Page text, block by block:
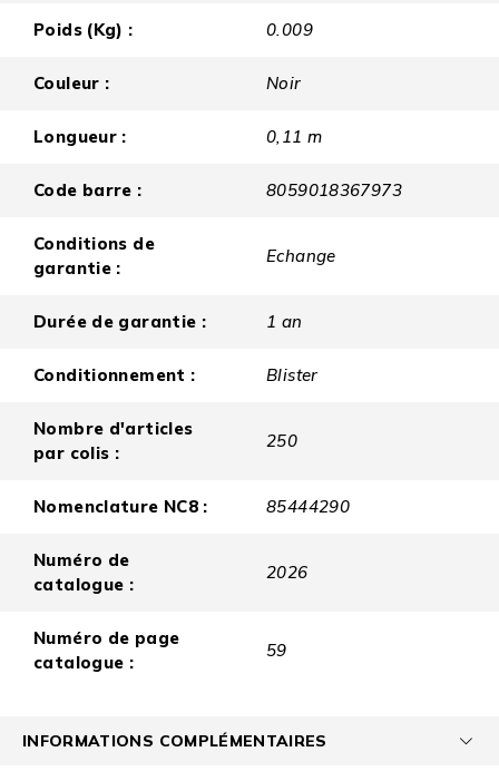
Poids (Kg) : 0.009
Couleur : Noir
Longueur : 0,11 m
Code barre : 8059018367973
Conditions de
garantie :
Echange
Durée de garantie : 1 an
Conditionnement : Blister
Nombre d'articles
par colis :
250
Nomenclature NC8 : 85444290
Numéro de
catalogue :
2026
Numéro de page
catalogue :
59
INFORMATIONS COMPLÉMENTAIRES